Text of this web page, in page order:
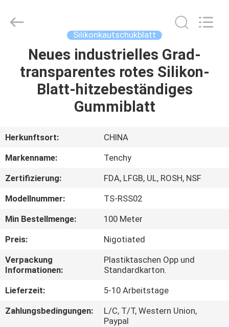
HAUS
PRODUKTE
UNS
AUSFLUG
QUALITÄTSKONTROLLE
TRETEN
SIE
MIT
UNS
2021
Silicone&Rubber
Silikonkautschukblatt
Neues industrielles Grad-
transparentes rotes Silikon-
Blatt-hitzebeständiges
Gummiblatt
Herkunftsort:
CHINA
Markenname:
Tenchy
Zertifizierung:
FDA, LFGB, UL, ROSH, NSF
Modellnummer:
TS-RSS02
Min Bestellmenge:
100 Meter
Preis:
Nigotiated
Verpackung
Informationen:
Plastiktaschen Opp und
Standardkarton.
Lieferzeit:
5-10 Arbeitstage
Zahlungsbedingungen:
L/C, T/T, Western Union,
Paypal